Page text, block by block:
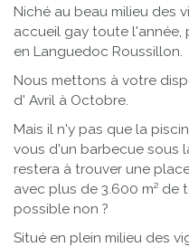
Niché au beau milieu des
accueil gay toute l'année,
en Languedoc Roussillon.
Nous mettons à votre
d' Avril à Octobre.
Mais il n'y pas que la
vous d'un barbecue sous
restera à trouver une
avec plus de 3.600 m² de
possible non ?
Situé en plein milieu des